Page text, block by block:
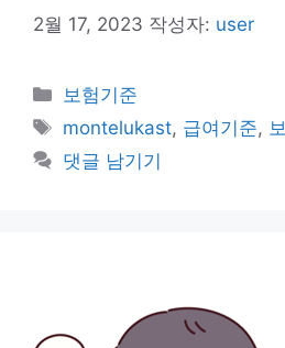
2월 17, 2023 작성자: user
카
테
리
보험기준
태
그
montelukast, 급여기준,
댓글 남기기